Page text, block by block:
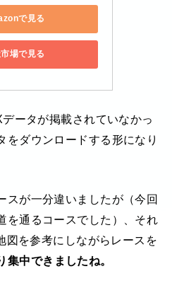
で見る
場で見る
ータが掲載されていなかっ
をダウンロードする形になり
スが一分違いましたが（今回
を通るコースでした）、それ
図を参考にしながらレースを
集中できましたね。